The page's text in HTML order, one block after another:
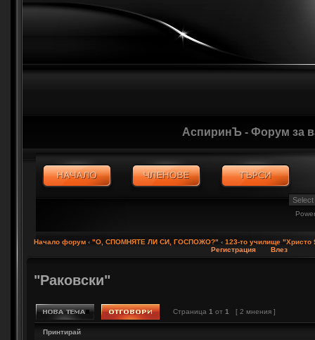
АспиринЪ - Форум за
Начало форум ‹ "О, СПОМНЯТЕ ЛИ СИ, ГОСПОЖО?" ‹ 123-то училище "Христо
Регистрация
Влез
"Раковски"
Страница 1 от 1 [ 2 мнения ]
Принтирай